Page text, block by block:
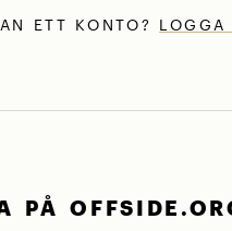
ETT KONTO? LOGGA
PÅ